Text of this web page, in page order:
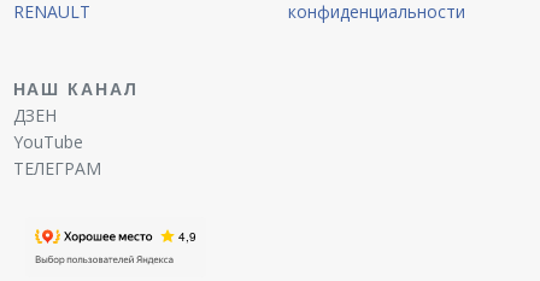
RENAULT
конфиденциальности
НАШ КАНАЛ
ДЗЕН
YouTube
ТЕЛЕГРАМ